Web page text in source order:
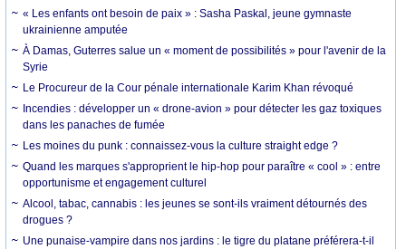
« Les enfants ont besoin de paix » : Sasha Paskal, jeune gymnaste
ukrainienne amputée
À Damas, Guterres salue un « moment de possibilités » pour l'avenir de la
Syrie
Le Procureur de la Cour pénale internationale Karim Khan révoqué
Incendies : développer un « drone-avion » pour détecter les gaz toxiques
dans les panaches de fumée
Les moines du punk : connaissez-vous la culture straight edge ?
Quand les marques s'approprient le hip-hop pour paraître « cool » : entre
opportunisme et engagement culturel
Alcool, tabac, cannabis : les jeunes se sont-ils vraiment détournés des
drogues ?
Une punaise-vampire dans nos jardins : le tigre du platane préférera-t-il